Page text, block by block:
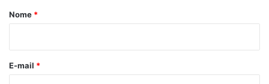
r
*
Nome *
E-mail *